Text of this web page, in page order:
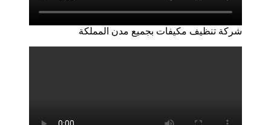
شركة تنظيف مكيفات بجميع مدن المملكة